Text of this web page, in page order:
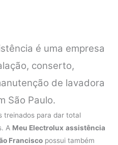
é uma empresa
conserto,
de lavadora
São Paulo.
treinados para dar total
A Meu Electrolux assistência
Francisco possui também